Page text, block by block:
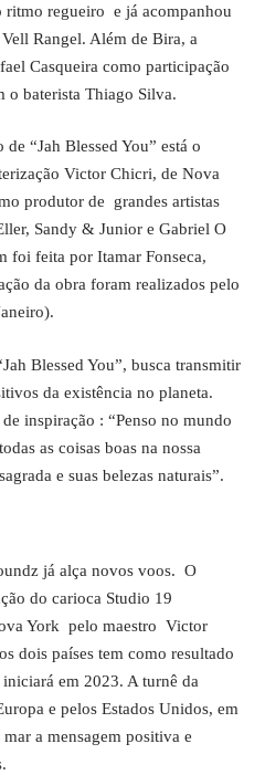
ritmo regueiro e já acompanhou
Rangel. Além de Bira, a
Casqueira como participação
o baterista Thiago Silva.
“Jah Blessed You” está o
Victor Chicri, de Nova
produtor de grandes artistas
Sandy & Junior e Gabriel O
foi feita por Itamar Fonseca,
da obra foram realizados pelo
Blessed You”, busca transmitir
da existência no planeta.
inspiração : “Penso no mundo
as coisas boas na nossa
e suas belezas naturais”.
já alça novos voos. O
do carioca Studio 19
York pelo maestro Victor
dois países tem como resultado
em 2023. A turnê da
e pelos Estados Unidos, em
a mensagem positiva e